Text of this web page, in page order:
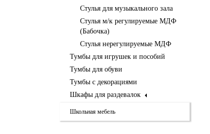
Стулья для музыкального зала
Стулья м/к регулируемые МДФ
(Бабочка)
Стулья нерегулируемые МДФ
Тумбы для игрушек и пособий
Тумбы для обуви
Тумбы с декорациями
Шкафы для раздевалок
Школьная мебель